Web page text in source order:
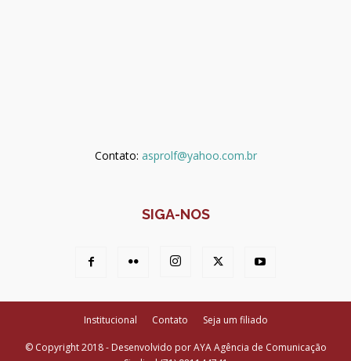
Contato: asprolf@yahoo.com.br
SIGA-NOS
Institucional Contato Seja um filiado
© Copyright 2018 - Desenvolvido por AYA Agência de Comunicação